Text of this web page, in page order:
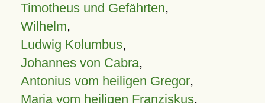
Timotheus und Gefährten,
Wilhelm,
Ludwig Kolumbus,
Johannes von Cabra,
Antonius vom heiligen Gregor,
Maria vom heiligen Franziskus,